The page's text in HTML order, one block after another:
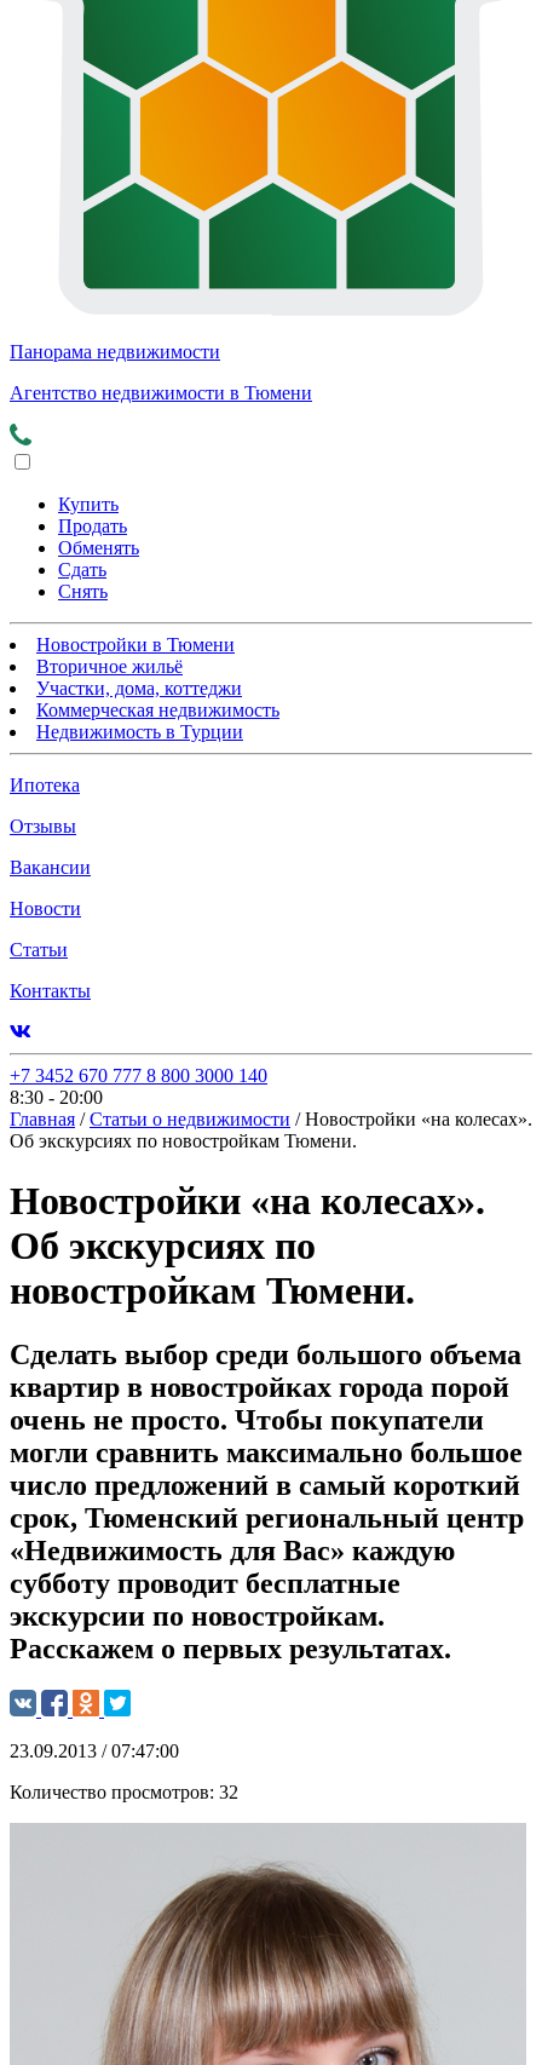
Панорама недвижимости
Агентство недвижимости в Тюмени
Купить
Продать
Обменять
Сдать
Снять
Новостройки в Тюмени
Вторичное жильё
Участки, дома, коттеджи
Коммерческая недвижимость
Недвижимость в Турции
Ипотека
Отзывы
Вакансии
Новости
Статьи
Контакты
+7 3452 670 777 8 800 3000 140
8:30 - 20:00
Главная / Статьи о недвижимости / Новостройки «на колесах».
Об экскурсиях по новостройкам Тюмени.
Новостройки «на колесах».
Об экскурсиях по
новостройкам Тюмени.
Сделать выбор среди большого объема
квартир в новостройках города порой
очень не просто. Чтобы покупатели
могли сравнить максимально большое
число предложений в самый короткий
срок, Тюменский региональный центр
«Недвижимость для Вас» каждую
субботу проводит бесплатные
экскурсии по новостройкам.
Расскажем о первых результатах.
23.09.2013 / 07:47:00
Количество просмотров: 32